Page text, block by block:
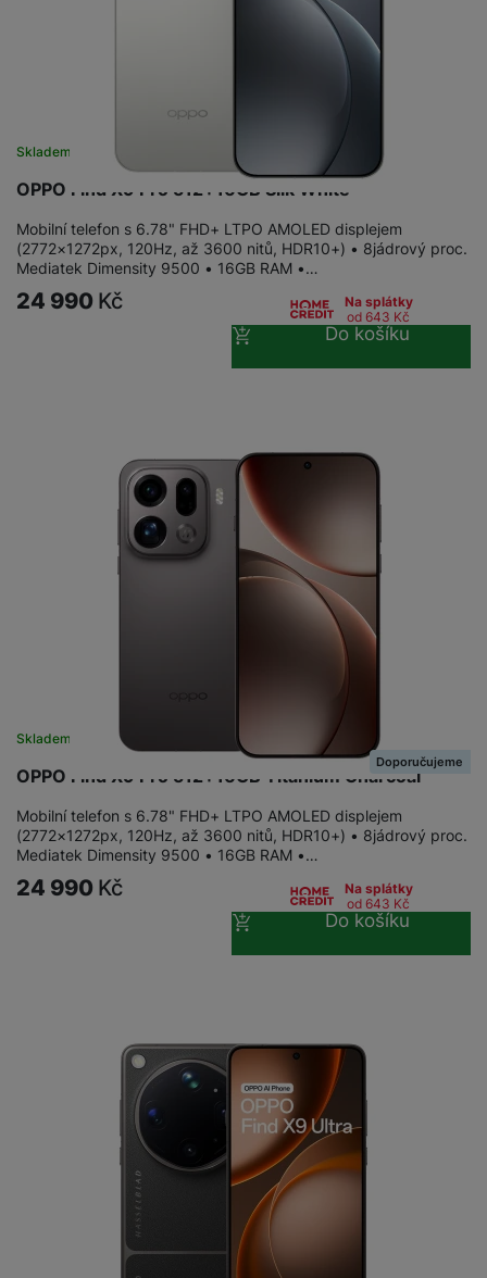
OPPO Find X9 Pro 512+16GB Silk White
Skladem na prodejně
Mobilní telefon s 6.78" FHD+ LTPO AMOLED displejem
(2772×1272px, 120Hz, až 3600 nitů, HDR10+) • 8jádrový proc.
Mediatek Dimensity 9500 • 16GB RAM •…
24 990 Kč
Na splátky
od 643 Kč
Do košíku
OPPO Find X9 Pro 512+16GB Titanium Charcoal
Skladem na prodejně na 21 prodejnách
Doporučujeme
Mobilní telefon s 6.78" FHD+ LTPO AMOLED displejem
(2772×1272px, 120Hz, až 3600 nitů, HDR10+) • 8jádrový proc.
Mediatek Dimensity 9500 • 16GB RAM •…
24 990 Kč
Na splátky
od 643 Kč
Do košíku